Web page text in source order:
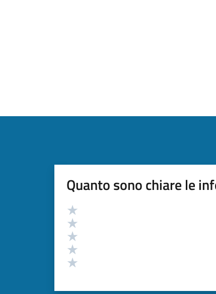
Quanto sono chiare le
Valutazione